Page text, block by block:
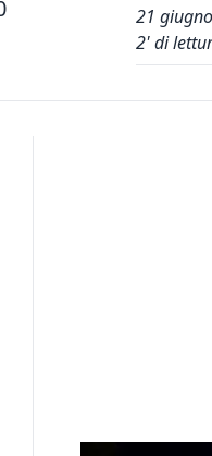
21
2' di